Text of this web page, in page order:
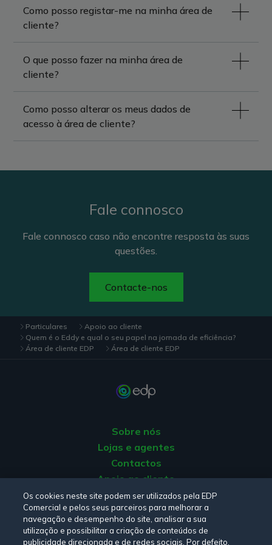
Como posso registar-me na minha área de
cliente?
O que posso fazer na minha área de
cliente?
Como posso alterar os meus dados de
acesso à área de cliente?
Fale connosco
Fale connosco caso não encontre resposta às suas
questões.
Contacte-nos
Particulares
Apoio ao cliente
Quem é o Eddy e qual o seu papel na jornada de eficiência?
Área de cliente EDP
Área de cliente EDP
Sobre nós
Lojas e agentes
Contactos
Apoio ao cliente
Origem da energia
Livro de reclamações
Os cookies neste site podem ser utilizados pela EDP
Comercial e pelos seus parceiros para melhorar a
navegação e desempenho do site, analisar a sua
utilização e possibilitar a criação de conteúdos de
publicidade direcionada e de redes sociais. Por defeito,